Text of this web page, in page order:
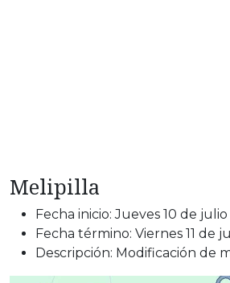
Melipilla
Fecha inicio: Jueves 10 de julio
Fecha término: Viernes 11 de
Descripción: Modificación de